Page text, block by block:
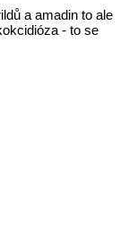
a amadin to ale
- to se